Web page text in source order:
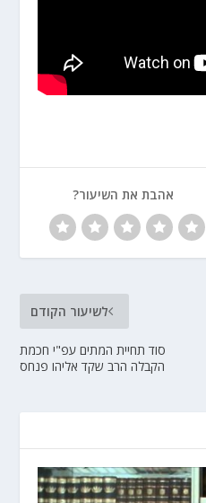
אהבת את השיעור?
לשיעור הקודם
סוד תחיית המתים עפ"י חכמת
הקבלה הרב שקד אליהו פנחס